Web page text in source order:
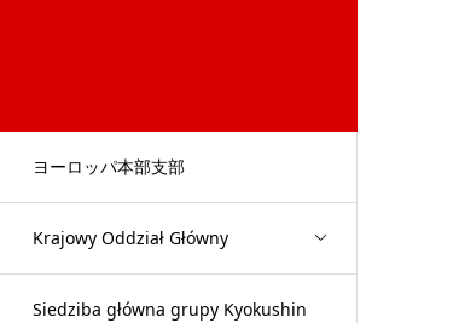
ヨーロッパ本部支部
Krajowy Oddział Główny
Siedziba główna grupy Kyokushin